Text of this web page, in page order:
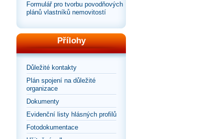
Formulář pro tvorbu povodňových
plánů vlastníků nemovitostí
Přílohy
Důležité kontakty
Plán spojení na důležité
organizace
Dokumenty
Evidenční listy hlásných profilů
Fotodokumentace